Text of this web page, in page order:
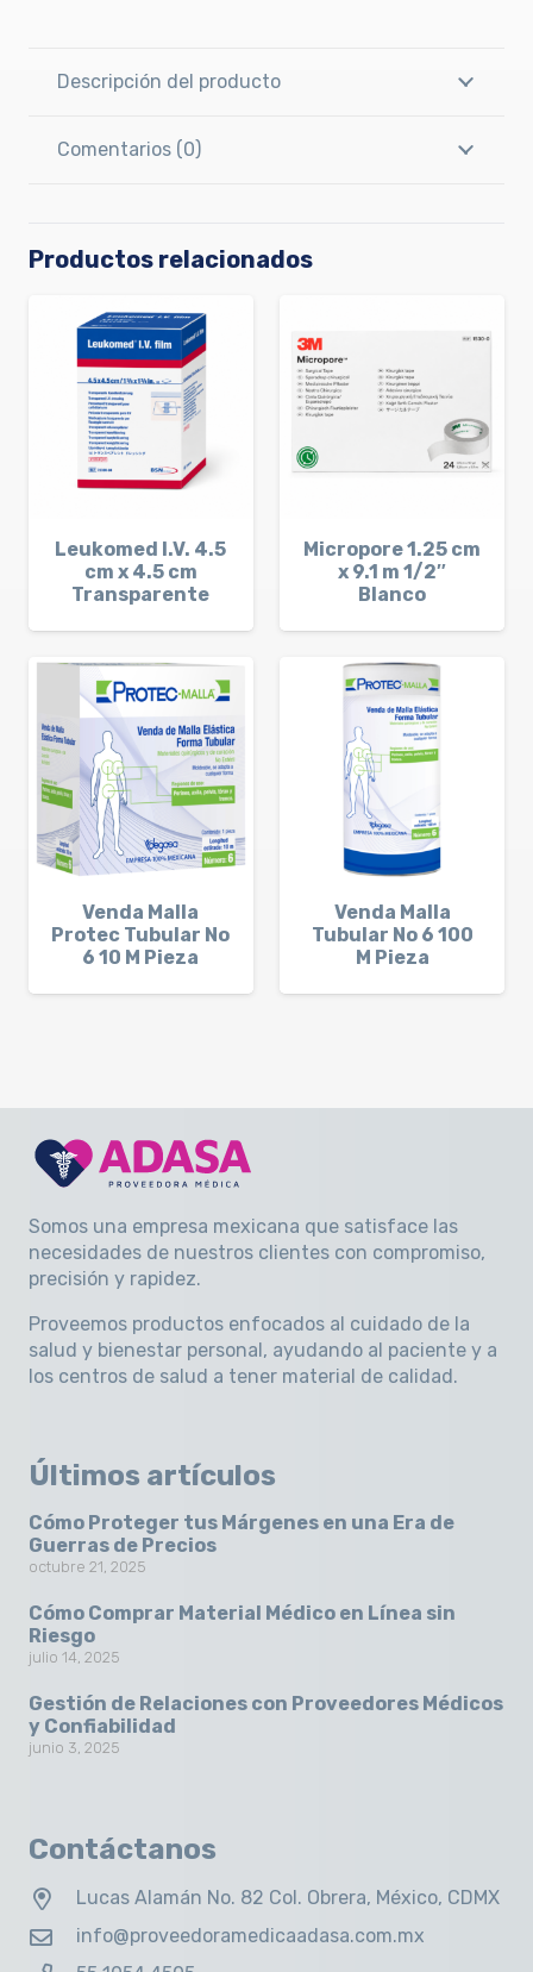
Descripción del producto
Comentarios (0)
Productos relacionados
Leukomed I.V. 4.5
cm x 4.5 cm
Transparente
Micropore 1.25 cm
x 9.1 m 1/2″
Blanco
Venda Malla
Protec Tubular No
6 10 M Pieza
Venda Malla
Tubular No 6 100
M Pieza
Somos una empresa mexicana que satisface las
necesidades de nuestros clientes con compromiso,
precisión y rapidez.
Proveemos productos enfocados al cuidado de la
salud y bienestar personal, ayudando al paciente y a
los centros de salud a tener material de calidad.
Últimos artículos
Cómo Proteger tus Márgenes en una Era de
Guerras de Precios
octubre 21, 2025
Cómo Comprar Material Médico en Línea sin
Riesgo
julio 14, 2025
Gestión de Relaciones con Proveedores Médicos
y Confiabilidad
junio 3, 2025
Contáctanos
Lucas Alamán No. 82 Col. Obrera, México, CDMX
info@proveedoramedicaadasa.com.mx